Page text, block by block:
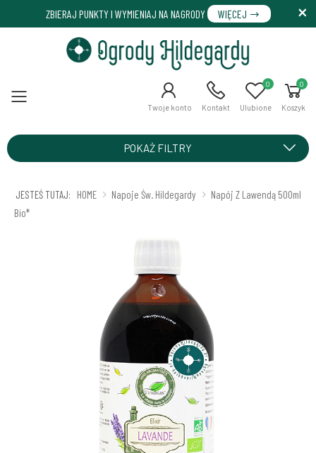
ZBIERAJ PUNKTY I WYMIENIAJ NA NAGRODY WIĘCEJ
Menu Twoje konto Kontakt Ulubione
0 0
Koszyk
POKAŻ FILTRY
JESTEŚ TUTAJ: HOME Napoje Św. Hildegardy
Napój Z Lawendą 500ml
Bio*